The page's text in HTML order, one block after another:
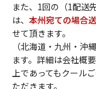
また、1回の（1配送
は、 本州宛ての場合
せて頂きます。
（北海道・九州・沖
ます。詳細は会社概
上であってもクール
ただきます。